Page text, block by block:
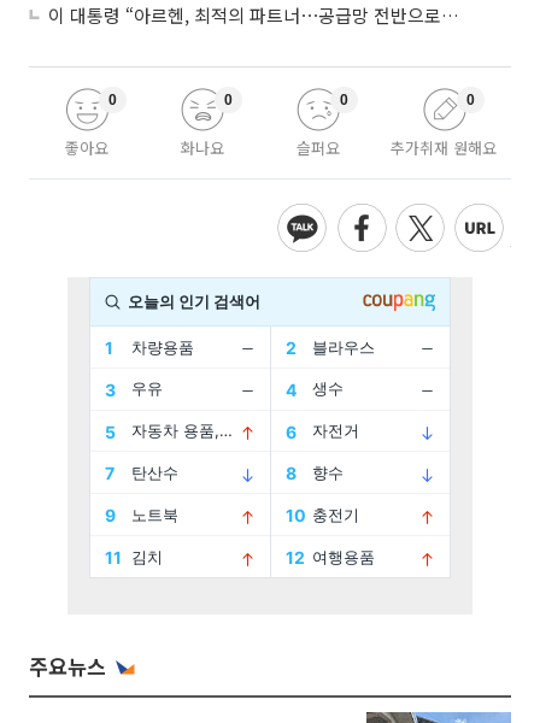
이 대통령 “아르헨, 최적의 파트너⋯공급망 전반으로 확대”
좋아요
0
화나요
0
슬퍼요
0
추가취재 원해요
0
주요뉴스